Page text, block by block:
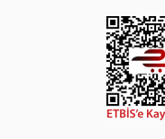
Ürün Sıralama Kriterleri
Üyelik Sözleşmesi
Mesafeli Satış
Kurumsal Müşterilerimiz
Kadınlar Günü Çiçekleri
Sevgililer Günü Çiçekleri
Anneler Günü Çiçekleri
Babalar Günü Çiçekleri